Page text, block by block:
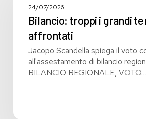
grandi
affrontati
24/07/2026
Bilancio: troppi i grandi
affrontati
Jacopo Scandella spiega il voto
all'assestamento di bilancio
BILANCIO REGIONALE, VOTO…